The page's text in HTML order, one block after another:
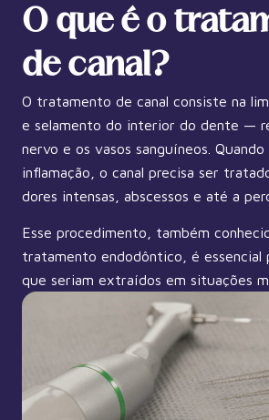
O que é o
de canal?
O tratamento de canal consiste na
e selamento do interior do dente —
nervo e os vasos sanguíneos.
inflamação, o canal precisa ser
dores intensas, abscessos e até a
Esse procedimento, também
tratamento endodôntico, é essencial
que seriam extraídos em situações